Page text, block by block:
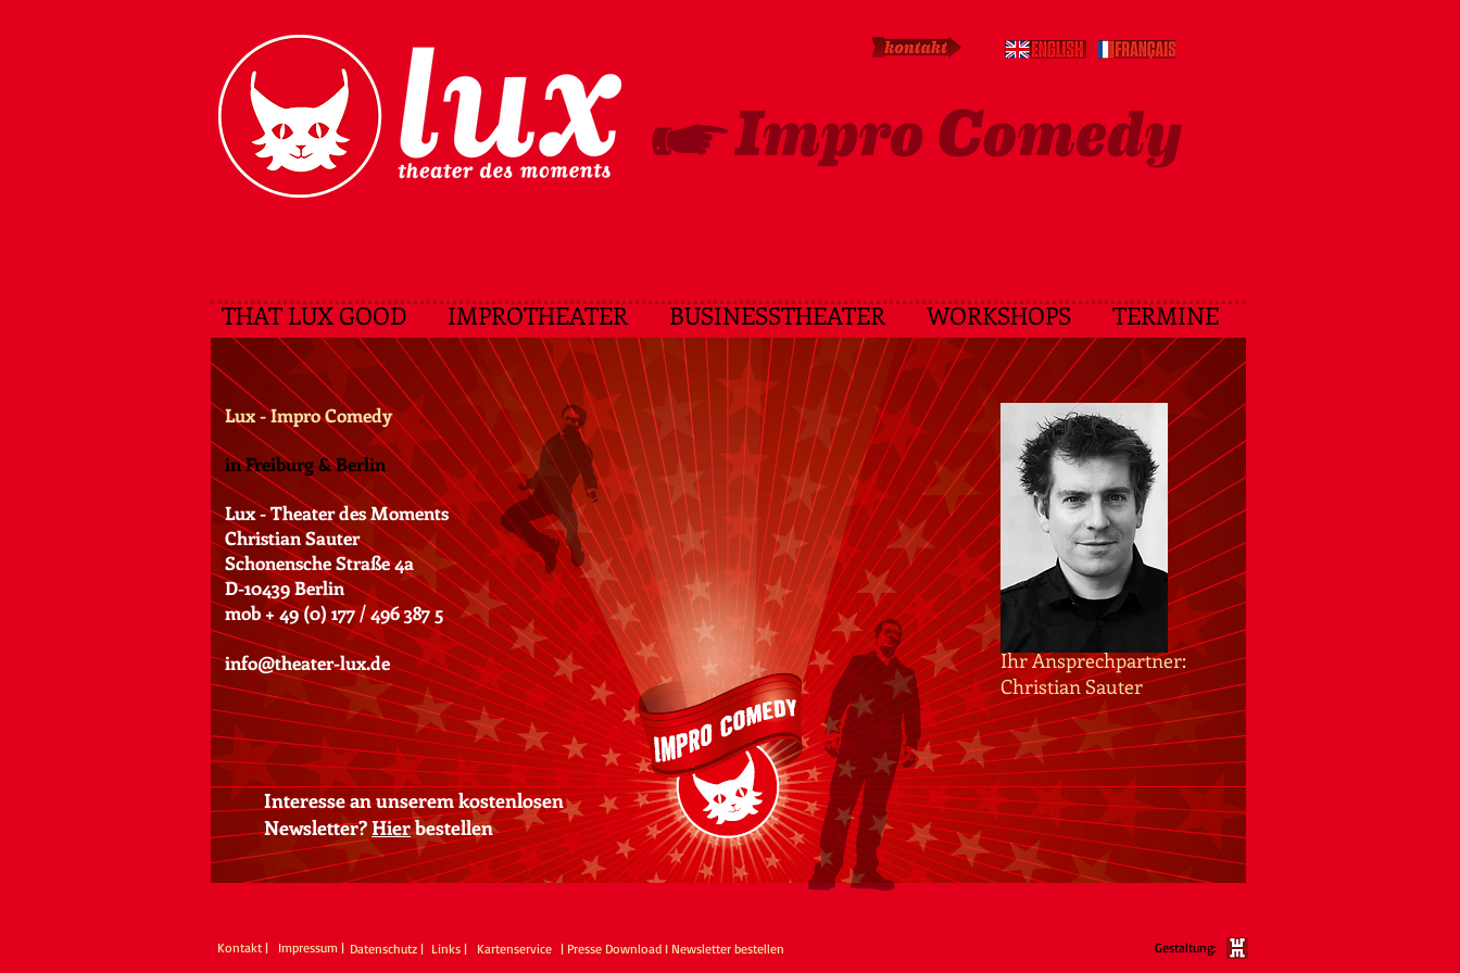
THAT LUX GOOD IMPROTHEATER BUSINESSTHEATER WORKSHOPS TERMINE
​Lux - Impro Comedy
in Freiburg & Berlin
Lux - Theater des Moments
Christian Sauter
Schonensche Straße 4a
D-10439 Berlin
mob + 49 (0) 177 / 496 387 5​
info@theater-lux.de
Ihr Ansprechpartner:
Christian Sauter
Interesse an unserem kostenlosen
Newsletter?Hierbestellen
Impressum |
Kontakt | Datenschutz | Links | | Presse Download
Kartenservice I Newsletter bestellen Gestaltung: